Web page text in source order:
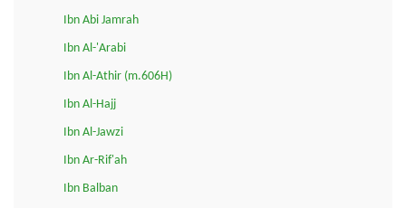
Ibn Abi Jamrah
Ibn Al-'Arabi
Ibn Al-Athir (m.606H)
Ibn Al-Hajj
Ibn Al-Jawzi
Ibn Ar-Rif'ah
Ibn Balban